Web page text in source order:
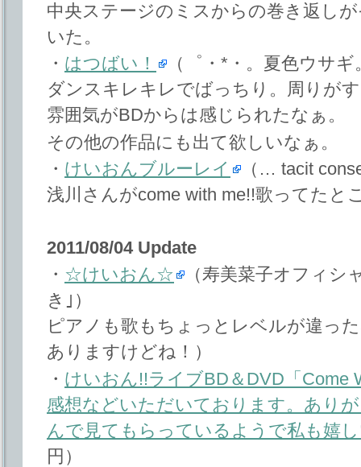
中央ステージのミスからの巻き返し
いた。
・ はつばい！
（゜・*・。夏色ウサ
ダンスキレキレでばっちり。周りが
雰囲気がBDからは感じられたなぁ。
その他の作品にも出て欲しいなぁ。
・ けいおんブルーレイ
（… tacit
浅川さんがcome with me!!歌ってたと
2011/08/04 Update
・ ☆けいおん☆
（寿美菜子オフィ
き｣）
ピアノも歌もちょっとレベルが違っ
ありますけどね！）
・ けいおん!!ライブBD＆DVD「Come
感想などいただいております。あり
んで見てもらっているようで私も嬉
円）